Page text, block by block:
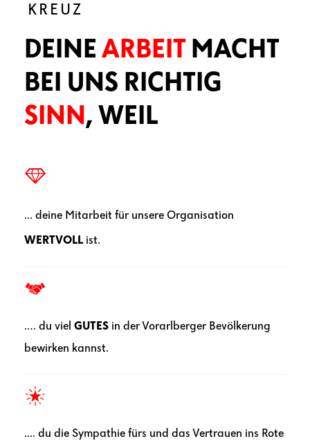
KREUZ
DEINE ARBEIT MACHT
BEI UNS RICHTIG
SINN, WEIL
... deine Mitarbeit für unsere Organisation
WERTVOLL ist.
.… du viel GUTES in der Vorarlberger Bevölkerung
bewirken kannst.
.... du die Sympathie fürs und das Vertrauen ins Rote